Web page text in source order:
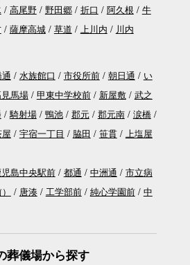
高尾野 野田郷 折口 阿久根
牛
薩摩高城 草道 上川内 川内
水族館口 市役所前 朝日通
い
馬場 甲東中学校前 新屋敷
武之
騎射場 鴨池 郡元 郡元南
涙橋
宇宿一丁目 脇田 笹貫
上塩屋
島中央駅前 都通 中洲通
市立病
唐湊 工学部前 純心学園前
中
葬儀場から探す